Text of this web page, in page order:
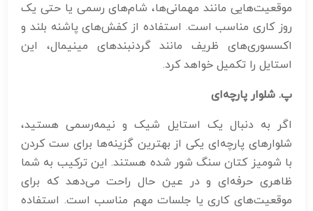
موقعیت‌هایی مانند مهمانی‌ها، شام‌های رسمی یا حتی یک
روز کاری مناسب است. استفاده از کفش‌های پاشنه بلند و
اکسسوری‌های ظریف مانند گردنبندهای مینیمال، این
استایل را تکمیل خواهد کرد.
پ. شلوار پارچه‌ای
اگر به دنبال یک استایل شیک و نیمه‌رسمی هستید،
شلوارهای پارچه‌ای یکی از بهترین گزینه‌ها برای ست کردن
با شومیز کتان سنگ شور شده هستند. این ترکیب به شما
ظاهری حرفه‌ای و در عین حال راحت می‌دهد که برای
موقعیت‌های کاری یا جلسات مهم مناسب است. استفاده